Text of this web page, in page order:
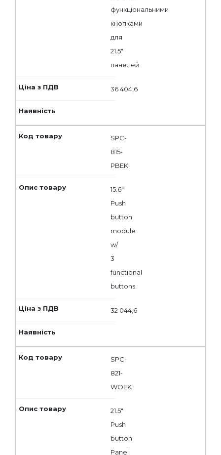
функціональними
кнопками
для
21.5"
панелей
36 404,6
SPC-
815-
PBEK
15.6"
Push
button
module
w/
3
functional
buttons
32 044,6
SPC-
821-
WOEK
21.5"
Push
button
Panel